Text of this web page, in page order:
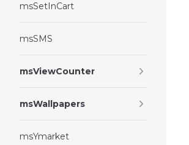
msSetInCart
msSMS
msViewCounter
msWallpapers
msYmarket